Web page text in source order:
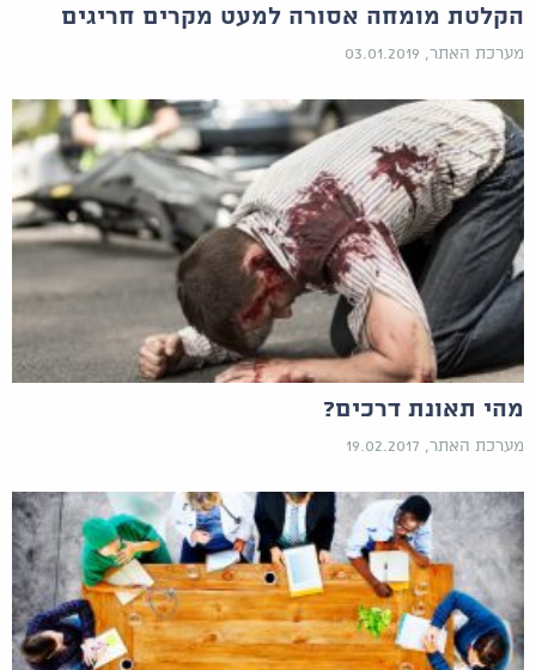
הקלטת מומחה אסורה למעט מקרים חריגים
מערכת האתר, 03.01.2019
מהי תאונת דרכים?
מערכת האתר, 19.02.2017